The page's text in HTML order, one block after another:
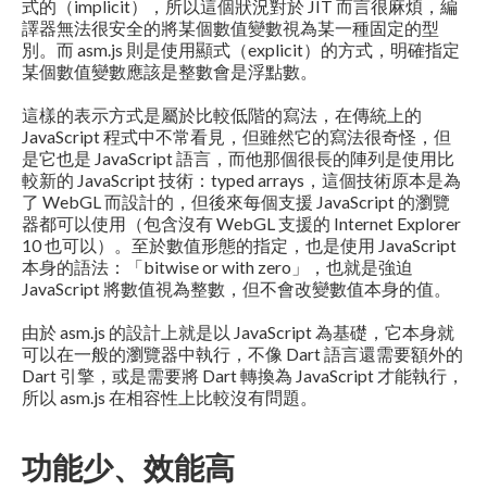
式的（implicit），所以這個狀況對於 JIT 而言很麻煩，編
譯器無法很安全的將某個數值變數視為某一種固定的型
別。而 asm.js 則是使用顯式（explicit）的方式，明確指定
某個數值變數應該是整數會是浮點數。
這樣的表示方式是屬於比較低階的寫法，在傳統上的
JavaScript 程式中不常看見，但雖然它的寫法很奇怪，但
是它也是 JavaScript 語言，而他那個很長的陣列是使用比
較新的 JavaScript 技術：typed arrays，這個技術原本是為
了 WebGL 而設計的，但後來每個支援 JavaScript 的瀏覽
器都可以使用（包含沒有 WebGL 支援的 Internet Explorer
10 也可以）。至於數值形態的指定，也是使用 JavaScript
本身的語法：「bitwise or with zero」，也就是強迫
JavaScript 將數值視為整數，但不會改變數值本身的值。
由於 asm.js 的設計上就是以 JavaScript 為基礎，它本身就
可以在一般的瀏覽器中執行，不像 Dart 語言還需要額外的
Dart 引擎，或是需要將 Dart 轉換為 JavaScript 才能執行，
所以 asm.js 在相容性上比較沒有問題。
功能少、效能高